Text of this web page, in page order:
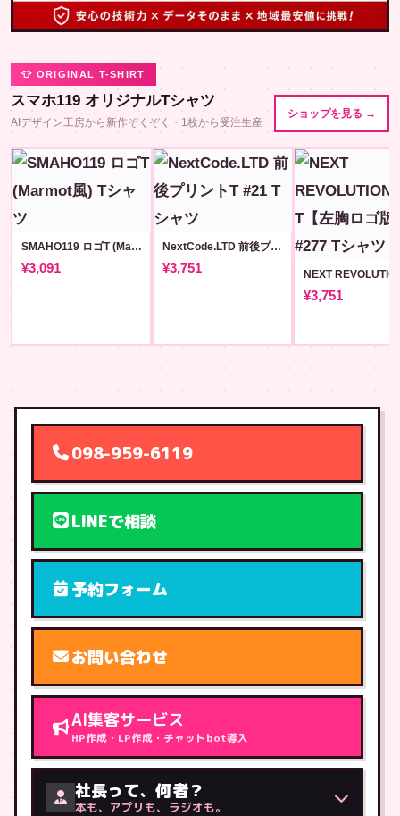
👕 ORIGINAL T-SHIRT
スマホ119 オリジナルTシャツ
AIデザイン工房から新作ぞくぞく・1枚から受注生産
ショップを見る →
SMAHO119 ロゴT (Marmot風)
¥3,091
NextCode.LTD 前後プリントT #21
¥3,751
¥3,751
098-959-6119
LINEで相談
予約フォーム
お問い合わせ
AI集客サービス
HP作成・LP作成・チャットbot導入
社長って、何者？
本も、アプリも、ラジオも。